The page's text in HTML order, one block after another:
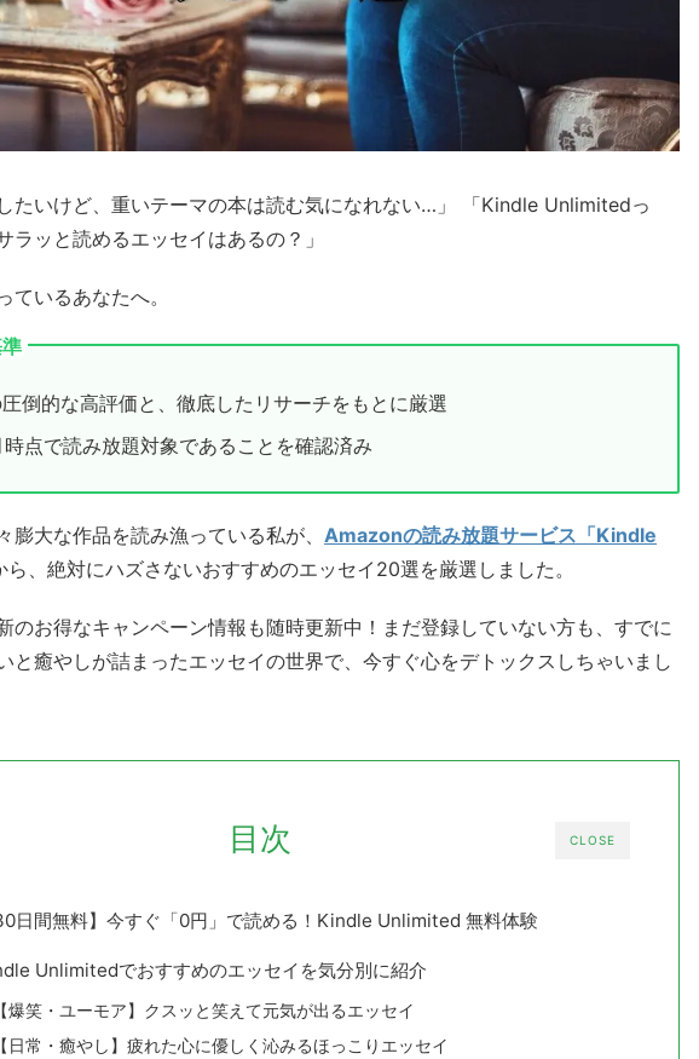
たいけど、重いテーマの本は読む気になれない…」 「Kindle Unlimitedっ
ラッと読めるエッセイはあるの？」
ているあなたへ。
倒的な高評価と、徹底したリサーチをもとに厳選
点で読み放題対象であることを確認済み
膨大な作品を読み漁っている私が、 Amazonの読み放題サービス「Kindle
ら、絶対にハズさないおすすめのエッセイ20選を厳選しました。
のお得なキャンペーン情報も随時更新中！まだ登録していない方も、すでに
と癒やしが詰まったエッセイの世界で、今すぐ心をデトックスしちゃいまし
CLOSE
目次
日間無料】今すぐ「0円」で読める！Kindle Unlimited 無料体験
Unlimitedでおすすめのエッセイを気分別に紹介
【爆笑・ユーモア】クスッと笑えて元気が出るエッセイ
【日常・癒やし】疲れた心に優しく沁みるほっこりエッセイ